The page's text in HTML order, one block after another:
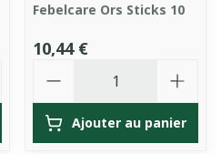
Febelcare Ors Sticks 10
10,44 €
Ajouter au panier